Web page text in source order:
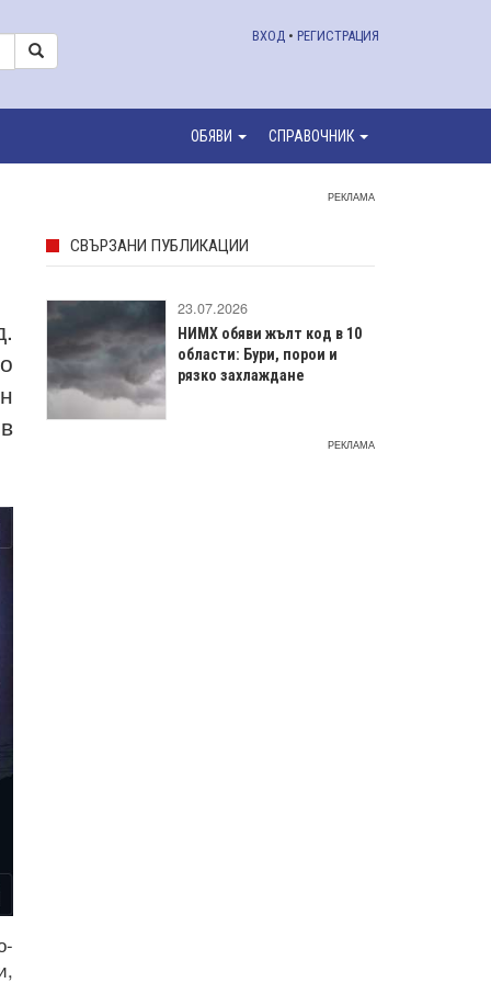
ВХОД • РЕГИСТРАЦИЯ
ОБЯВИ СПРАВОЧНИК
РЕКЛАМА
СВЪРЗАНИ ПУБЛИКАЦИИ
23.07.2026
НИМХ обяви жълт код в 10
области: Бури, порои и
рязко захлаждане
РЕКЛАМА